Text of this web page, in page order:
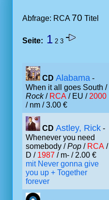
Abfrage: RCA 70 Titel
Seite: 1 2 3
CD Alabama -
When it all goes South /
Rock/ RCA / EU / 2000
/ nm / 3.00 €
CD Astley, Rick -
Whenever you need
somebody /Pop / RCA /
D / 1987 / m- / 2.00 €
mit Never gonna give
you up + Together
forever